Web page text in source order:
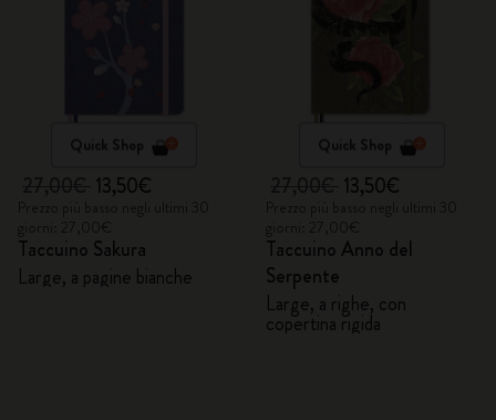
Quick Shop
13,50€
Taccuino Sakura
Large, a pagine bianche
Quick Shop
13,50€
Taccuino Anno del
Serpente
Large, a righe, con
copertina rigida